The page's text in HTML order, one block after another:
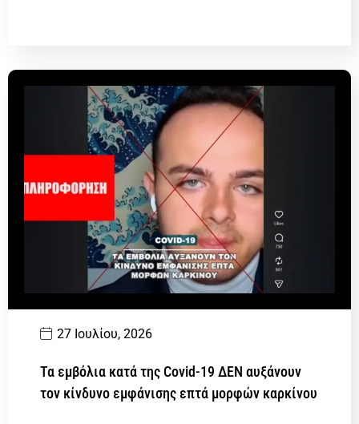
27 Ιουλίου, 2026
Τα εμβόλια κατά της Covid-19 ΔΕΝ αυξάνουν
τον κίνδυνο εμφάνισης επτά μορφών καρκίνου